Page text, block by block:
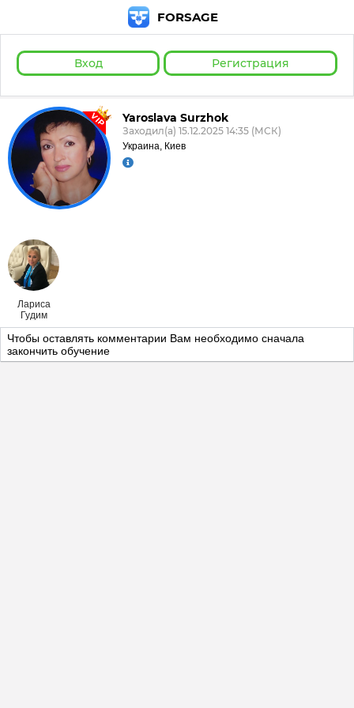
FORSAGE
Вход Регистрация
VIP Yaroslava Surzhok
Заходил(а) 15.12.2025 14:35 (МСК)
Украина, Киев
Лариса
Гудим
Чтобы оставлять комментарии Вам необходимо сначала
закончить обучение